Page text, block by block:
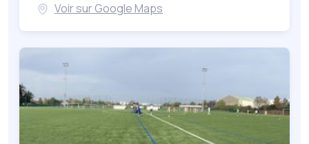
Voir sur Google Maps